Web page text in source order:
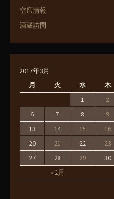
空席情報
酒蔵訪問
2017年3月
月
火 水 木
« 2月
1 2
6
7 8 9
13
14 15 16
20
21 22 23
27
28 29 30